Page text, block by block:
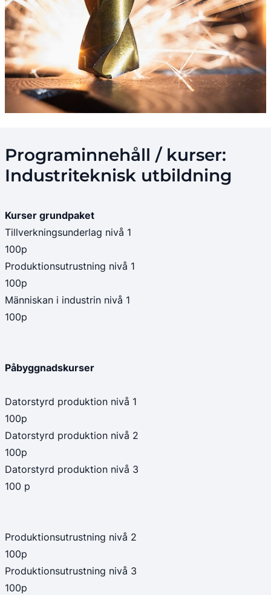
Programinnehåll / kurser:
Industriteknisk utbildning
Kurser grundpaket
Tillverkningsunderlag nivå 1
100p
Produktionsutrustning nivå 1
100p
Människan i industrin nivå 1
100p
Påbyggnadskurser
Datorstyrd produktion nivå 1
100p
Datorstyrd produktion nivå 2
100p
Datorstyrd produktion nivå 3
100 p
Produktionsutrustning nivå 2
100p
Produktionsutrustning nivå 3
100p